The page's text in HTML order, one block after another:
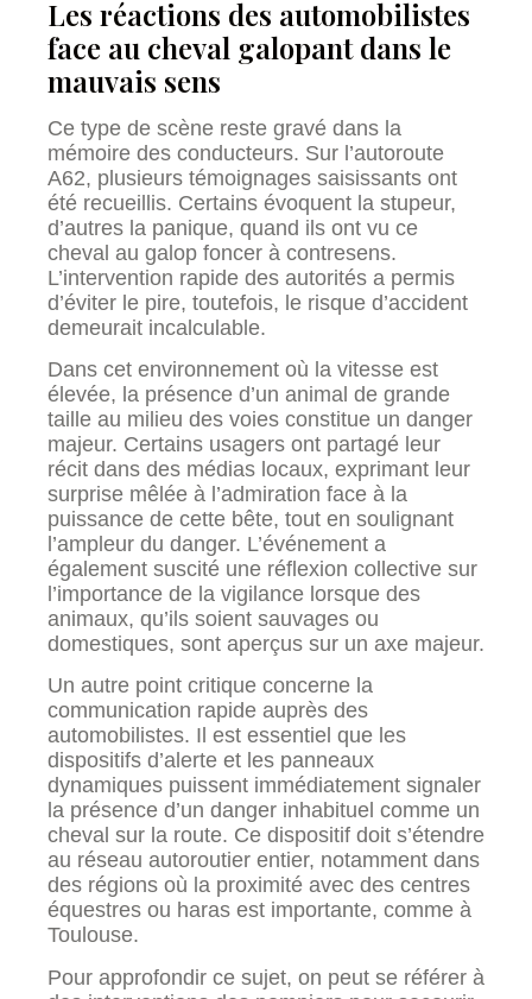
Les réactions des automobilistes
face au cheval galopant dans le
mauvais sens
Ce type de scène reste gravé dans la
mémoire des conducteurs. Sur l’autoroute
A62, plusieurs témoignages saisissants ont
été recueillis. Certains évoquent la stupeur,
d’autres la panique, quand ils ont vu ce
cheval au galop foncer à contresens.
L’intervention rapide des autorités a permis
d’éviter le pire, toutefois, le risque d’accident
demeurait incalculable.
Dans cet environnement où la vitesse est
élevée, la présence d’un animal de grande
taille au milieu des voies constitue un danger
majeur. Certains usagers ont partagé leur
récit dans des médias locaux, exprimant leur
surprise mêlée à l’admiration face à la
puissance de cette bête, tout en soulignant
l’ampleur du danger. L’événement a
également suscité une réflexion collective sur
l’importance de la vigilance lorsque des
animaux, qu’ils soient sauvages ou
domestiques, sont aperçus sur un axe majeur.
Un autre point critique concerne la
communication rapide auprès des
automobilistes. Il est essentiel que les
dispositifs d’alerte et les panneaux
dynamiques puissent immédiatement signaler
la présence d’un danger inhabituel comme un
cheval sur la route. Ce dispositif doit s’étendre
au réseau autoroutier entier, notamment dans
des régions où la proximité avec des centres
équestres ou haras est importante, comme à
Toulouse.
Pour approfondir ce sujet, on peut se référer à